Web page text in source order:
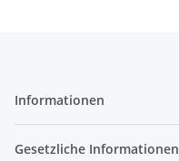
Informationen
Gesetzliche Informationen